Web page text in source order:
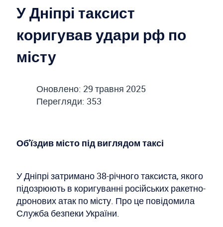
У Дніпрі таксист
коригував удари рф по
місту
Оновлено: 29 травня 2025
Перегляди: 353
Об'їздив місто під виглядом таксі
У Дніпрі затримано 38-річного таксиста, якого
підозрюють в коригуванні російських ракетно-
дронових атак по місту. Про це повідомила
Служба безпеки України.